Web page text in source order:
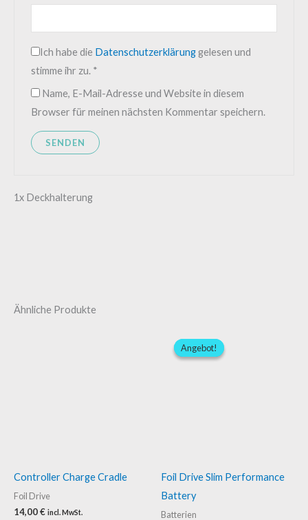
Ich habe die Datenschutzerklärunggelesen und
stimme ihr zu. *
Name, E-Mail-Adresse und Website in diesem
Browser für meinen nächsten Kommentar speichern.
1x Deckhalterung
Ähnliche Produkte
Controller Charge Cradle
Foil Drive
14,00€ incl. MwSt.
Angebot!
Angebot!
Foil Drive Slim Performance
Battery
Batterien
Preis
war: